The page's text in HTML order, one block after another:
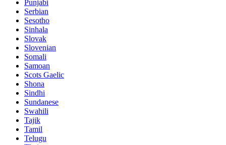
Punjabi
Serbian
Sesotho
Sinhala
Slovak
Slovenian
Somali
Samoan
Scots Gaelic
Shona
Sindhi
Sundanese
Swahili
Tajik
Tamil
Telugu